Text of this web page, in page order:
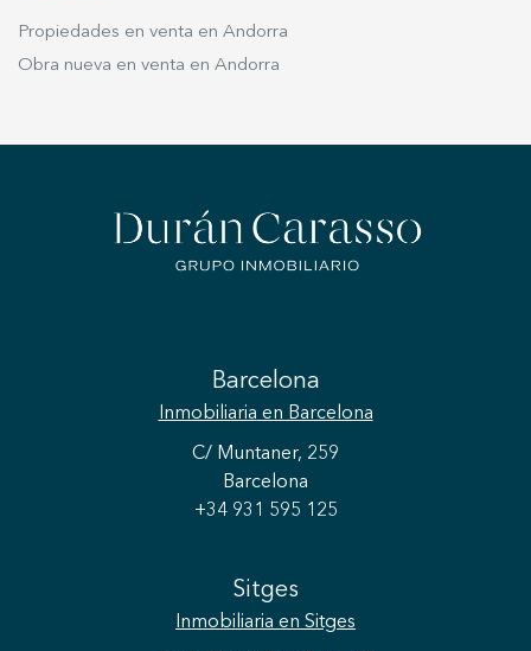
Propiedades en venta en Andorra
Obra nueva en venta en Andorra
Barcelona
Inmobiliaria en Barcelona
C/ Muntaner, 259
Barcelona
+34 931 595 125
Sitges
Inmobiliaria en Sitges